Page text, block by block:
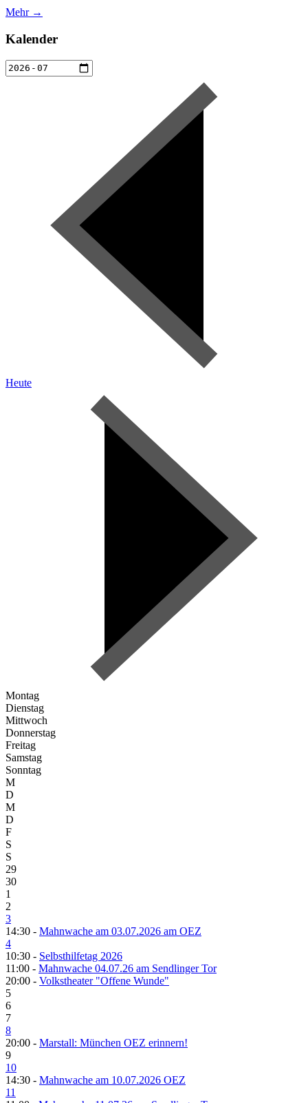
Mehr →
Kalender
Heute
Montag
Dienstag
Mittwoch
Donnerstag
Freitag
Samstag
Sonntag
M
D
M
D
F
S
S
29
30
1
2
3
14:30 - Mahnwache am 03.07.2026 am OEZ
4
10:30 - Selbsthilfetag 2026
11:00 - Mahnwache 04.07.26 am Sendlinger Tor
20:00 - Volkstheater "Offene Wunde"
5
6
7
8
20:00 - Marstall: München OEZ erinnern!
9
10
14:30 - Mahnwache am 10.07.2026 OEZ
11